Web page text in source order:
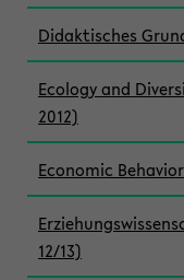
Didaktisches
Ecology and
2012)
Economic
12/13)